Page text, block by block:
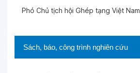
Phó Chủ tịch hội Ghép tạng Việt Nam
Sách, báo, công trình nghiên cứu